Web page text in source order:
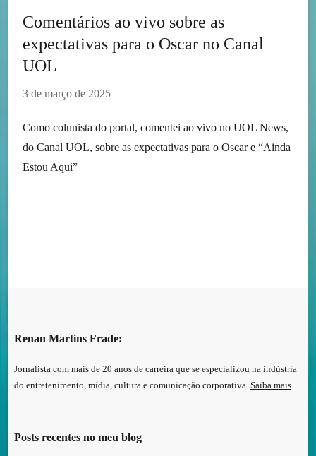
Comentários ao vivo sobre as
expectativas para o Oscar no Canal
UOL
3 de março de 2025
Como colunista do portal, comentei ao vivo no UOL News,
do Canal UOL, sobre as expectativas para o Oscar e “Ainda
Estou Aqui”
Renan Martins Frade:
Jornalista com mais de 20 anos de carreira que se especializou na indústria
do entretenimento, mídia, cultura e comunicação corporativa. Saiba mais.
Posts recentes no meu blog